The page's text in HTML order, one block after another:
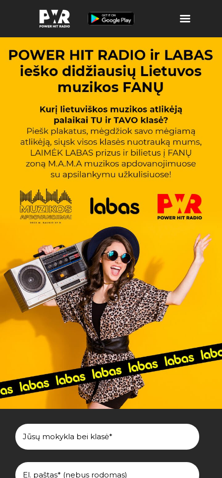
Atributika
Laidos ir Archyvas
Muzika
Apie POWER
Žaidimai